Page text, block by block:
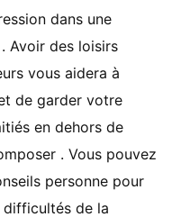
dans une
Avoir des loisirs
vous aidera à
de garder votre
en dehors de
. Vous pouvez
personne pour
de la